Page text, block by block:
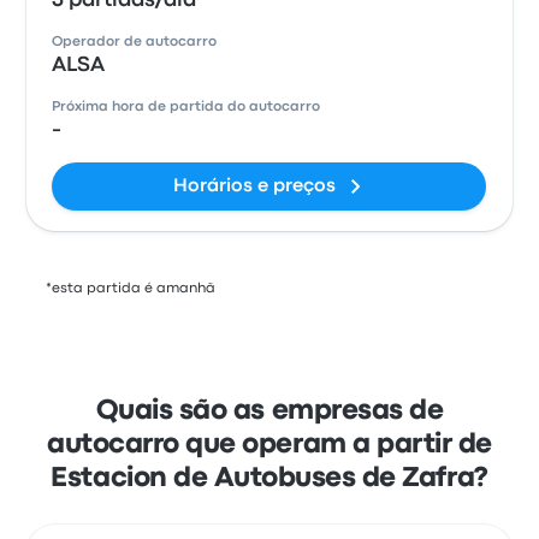
Operador de autocarro
ALSA
Próxima hora de partida do autocarro
-
Horários e preços
*esta partida é amanhã
Quais são as empresas de
autocarro que operam a partir de
Estacion de Autobuses de Zafra?